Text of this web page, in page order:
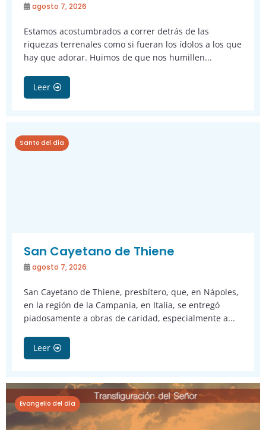
agosto 7, 2026
Estamos acostumbrados a correr detrás de las
riquezas terrenales como si fueran los ídolos a los que
hay que adorar. Huimos de que nos humillen...
Leer
Santo del día
San Cayetano de Thiene
agosto 7, 2026
San Cayetano de Thiene, presbítero, que, en Nápoles,
en la región de la Campania, en Italia, se entregó
piadosamente a obras de caridad, especialmente a...
Leer
Evangelio del día